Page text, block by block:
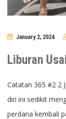
January 2, 2024
Liburan
Catatan 365 #2 2
diri ini sedikit
perdana kembali